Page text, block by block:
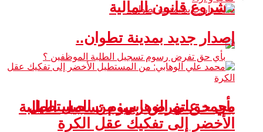
مشروع قانون المالية
بأي حق تفرض رسوم تسجيل الطلبة
إصدار جديد بمدينة تطوان..
محمد علي الوهابي: من المستطيل
الأخضر إلى تفكيك عقل الكرة